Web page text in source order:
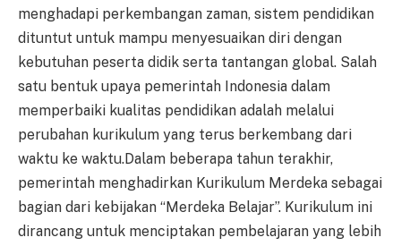
menghadapi perkembangan zaman, sistem pendidikan
dituntut untuk mampu menyesuaikan diri dengan
kebutuhan peserta didik serta tantangan global. Salah
satu bentuk upaya pemerintah Indonesia dalam
memperbaiki kualitas pendidikan adalah melalui
perubahan kurikulum yang terus berkembang dari
waktu ke waktu.Dalam beberapa tahun terakhir,
pemerintah menghadirkan Kurikulum Merdeka sebagai
bagian dari kebijakan “Merdeka Belajar”. Kurikulum ini
dirancang untuk menciptakan pembelajaran yang lebih